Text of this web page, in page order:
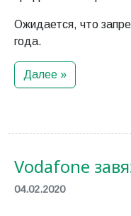
Ожидается, что
года.
Далее »
Vodafone
04.02.2020